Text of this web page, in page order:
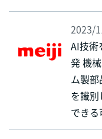
2023/
AI技術
発 機
ム製
を識別
できる